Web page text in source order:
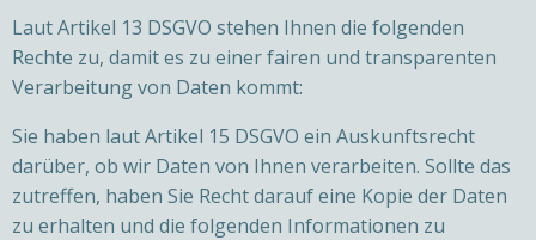
Laut Artikel 13 DSGVO stehen Ihnen die folgenden
Rechte zu, damit es zu einer fairen und transparenten
Verarbeitung von Daten kommt:
Sie haben laut Artikel 15 DSGVO ein Auskunftsrecht
darüber, ob wir Daten von Ihnen verarbeiten. Sollte das
zutreffen, haben Sie Recht darauf eine Kopie der Daten
zu erhalten und die folgenden Informationen zu